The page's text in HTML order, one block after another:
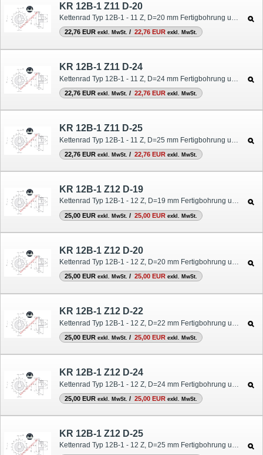
KR 12B-1 Z11 D-20
Kettenrad Typ 12B-1 - 11 Z, D=20 mm Fertigbohrung und Nut
22,76 EUR exkl. MwSt. / 22,76 EUR exkl. MwSt.
KR 12B-1 Z11 D-24
Kettenrad Typ 12B-1 - 11 Z, D=24 mm Fertigbohrung und Nut
22,76 EUR exkl. MwSt. / 22,76 EUR exkl. MwSt.
KR 12B-1 Z11 D-25
22,76 EUR exkl. MwSt. / 22,76 EUR exkl. MwSt.
KR 12B-1 Z12 D-19
Kettenrad Typ 12B-1 - 12 Z, D=19 mm Fertigbohrung und Nut
25,00 EUR exkl. MwSt. / 25,00 EUR exkl. MwSt.
KR 12B-1 Z12 D-20
Kettenrad Typ 12B-1 - 12 Z, D=20 mm Fertigbohrung und Nut
25,00 EUR exkl. MwSt. / 25,00 EUR exkl. MwSt.
KR 12B-1 Z12 D-22
Kettenrad Typ 12B-1 - 12 Z, D=22 mm Fertigbohrung und Nut
25,00 EUR exkl. MwSt. / 25,00 EUR exkl. MwSt.
KR 12B-1 Z12 D-24
25,00 EUR exkl. MwSt. / 25,00 EUR exkl. MwSt.
KR 12B-1 Z12 D-25
Kettenrad Typ 12B-1 - 12 Z, D=25 mm Fertigbohrung und Nut